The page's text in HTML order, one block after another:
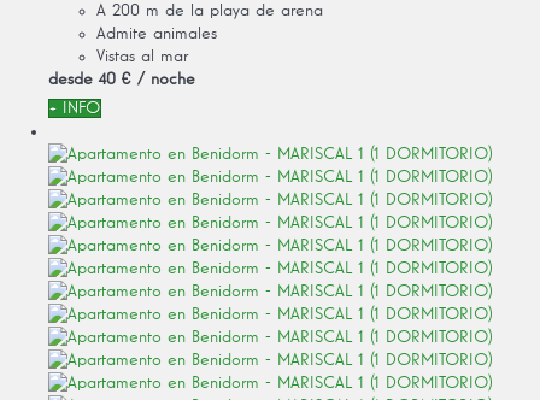
A 200 m de la playa de arena
Admite animales
Vistas al mar
desde 40 € / noche
+ INFO